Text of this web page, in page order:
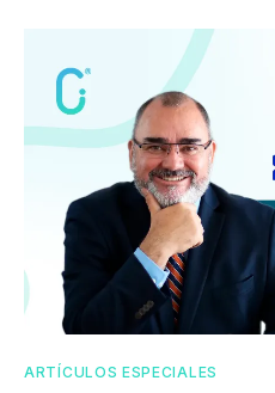
ARTÍCULOS ESPECIALES